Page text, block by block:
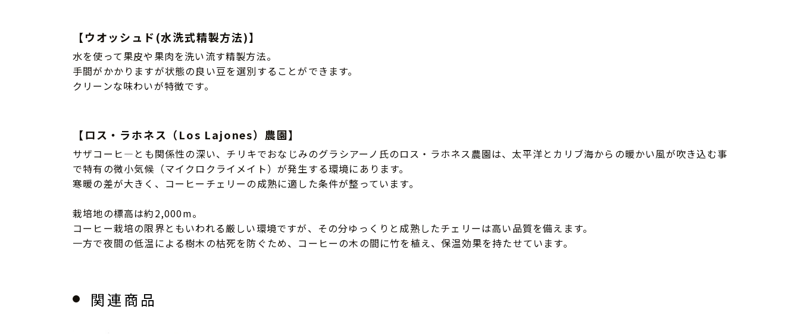
【ウオッシュド(水洗式精製方法)】
水を使って果皮や果肉を洗い流す精製方法。
手間がかかりますが状態の良い豆を選別することができます。
クリーンな味わいが特徴です。
【ロス・ラホネス（Los Lajones）農園】
サザコーヒ―とも関係性の深い、チリキでおなじみのグラシアーノ氏のロス・ラホネス農園は、太平洋とカリブ海からの暖かい風が吹き込む事
で特有の微小気候（マイクロクライメイト）が発生する環境にあります。
寒暖の差が大きく、コーヒーチェリーの成熟に適した条件が整っています。
栽培地の標高は約2,000m。
コーヒー栽培の限界ともいわれる厳しい環境ですが、その分ゆっくりと成熟したチェリーは高い品質を備えます。
一方で夜間の低温による樹木の枯死を防ぐため、コーヒーの木の間に竹を植え、保温効果を持たせています。
関連商品